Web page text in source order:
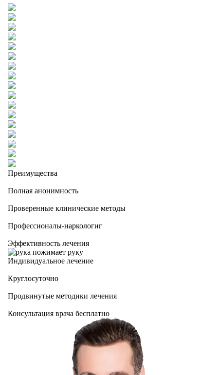
Преимущества
Полная анонимность
Проверенные клинические методы
Профессионалы-наркологиг
Эффективность лечения
Индивидуальное лечение
Круглосуточно
Продвинутые методики лечения
Консультация врача бесплатно